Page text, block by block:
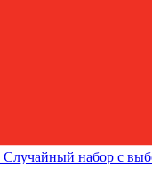
Случайный набор с